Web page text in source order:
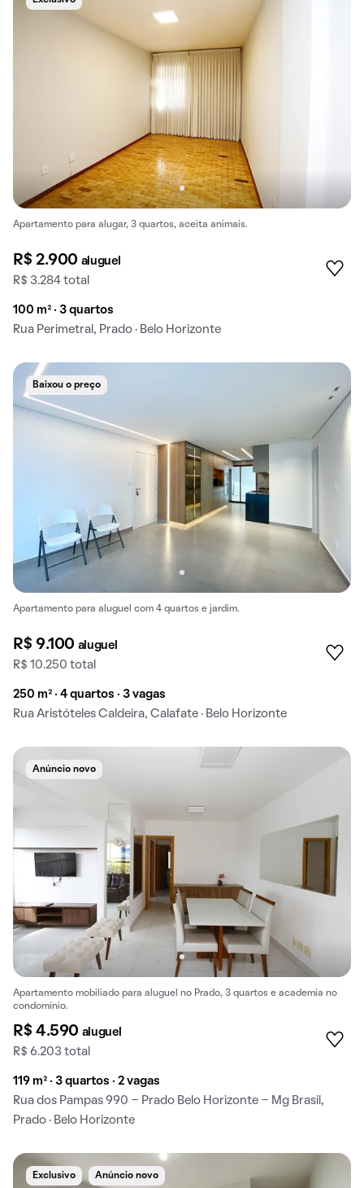
Apartamento para alugar, 3 quartos, aceita animais.
R$ 2.900 aluguel
R$ 3.284 total
100 m² · 3 quartos
Rua Perimetral, Prado · Belo Horizonte
Baixou o preço
Apartamento para aluguel com 4 quartos e jardim.
R$ 9.100 aluguel
R$ 10.250 total
250 m² · 4 quartos · 3 vagas
Rua Aristóteles Caldeira, Calafate · Belo Horizonte
Anúncio novo
Apartamento mobiliado para aluguel no Prado, 3 quartos e academia no
condomínio.
R$ 4.590 aluguel
R$ 6.203 total
119 m² · 3 quartos · 2 vagas
Rua dos Pampas 990 - Prado Belo Horizonte - Mg Brasil,
Prado · Belo Horizonte
Exclusivo Anúncio novo